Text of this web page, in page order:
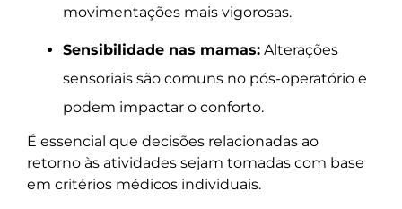
movimentações mais vigorosas.
Sensibilidade nas mamas: Alterações
sensoriais são comuns no pós-operatório e
podem impactar o conforto.
É essencial que decisões relacionadas ao
retorno às atividades sejam tomadas com base
em critérios médicos individuais.